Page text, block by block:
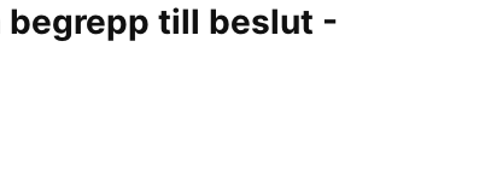
begrepp till beslut -